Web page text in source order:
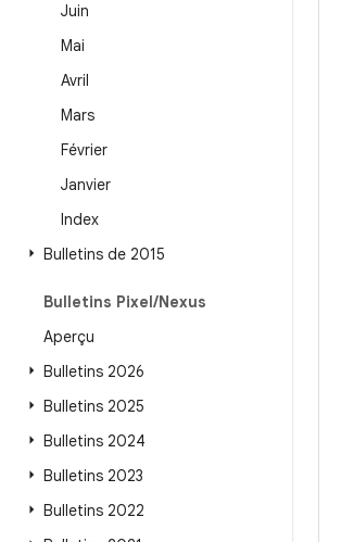
Juin
Mai
Avril
Mars
Février
Janvier
Index
Bulletins de 2015
Bulletins Pixel/Nexus
Aperçu
Bulletins 2026
Bulletins 2025
Bulletins 2024
Bulletins 2023
Bulletins 2022